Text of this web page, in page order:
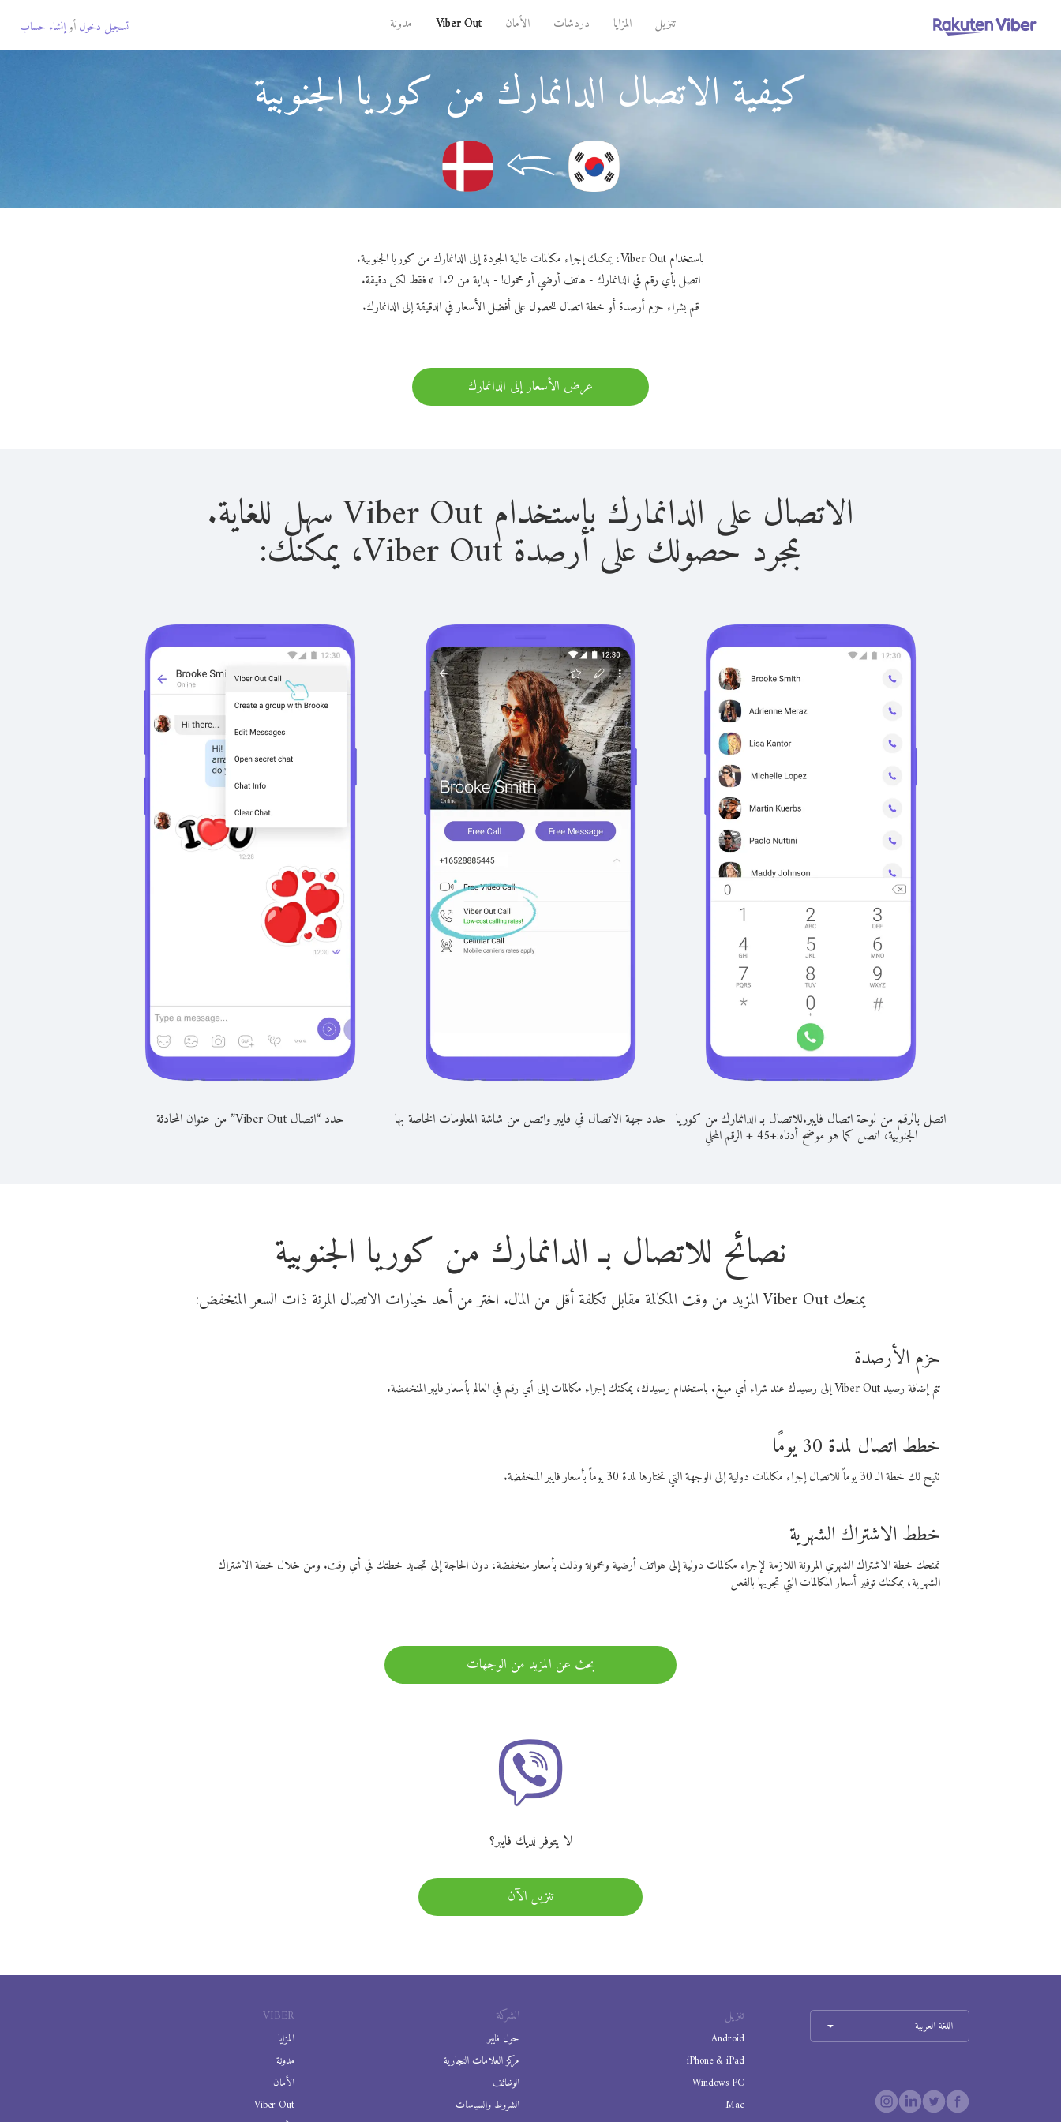
تنزيل المزايا دردشات الأمان Viber Out مدونة تسجيل دخول أوإنشاء حساب
كيفية الاتصال الدانمارك من كوريا الجنوبية
باستخدام Viber Out، يمكنك إجراء مكالمات عالية الجودة إلى الدانمارك من كوريا الجنوبية.
اتصل بأي رقم في الدانمارك - هاتف أرضي أو محمول! - بداية من 1.9 ¢ فقط لكل دقيقة.
قم بشراء حزم أرصدة أو خطة اتصال للحصول على أفضل الأسعار في الدقيقة إلى الدانمارك.
عرض الأسعار إلى الدانمارك
الاتصال على الدانمارك باستخدام Viber Out سهل للغاية.
بمجرد حصولك على أرصدة Viber Out، يمكنك:
اتصل بالرقم من لوحة اتصال فايبر.للاتصال بـ الدانمارك من كوريا
الجنوبية، اتصل كما هو موضح أدناه:+
45
+الرقم المحلي
حدد جهة الاتصال في فايبر واتصل من شاشة المعلومات الخاصة بها حدد “اتصال Viber Out” من عنوان المحادثة
نصائح للاتصال بـ الدانمارك من كوريا الجنوبية
يمنحك Viber Out المزيد من وقت المكالمة مقابل تكلفة أقل من المال. اختر من أحد خيارات الاتصال المرنة ذات السعر المنخفض:
حزم الأرصدة
تتم إضافة رصيد Viber Out إلى رصيدك عند شراء أي مبلغ. باستخدام رصيدك، يمكنك إجراء مكالمات إلى أي رقم في العالم بأسعار فايبر المنخفضة.
خطط اتصال لمدة 30 يومًا
تتيح لك خطة الـ 30 يوماً للاتصال إجراء مكالمات دولية إلى الوجهة التي تختارها لمدة 30 يوماً بأسعار فايبر المنخفضة.
خطط الاشتراك الشهرية
تمنحك خطة الاشتراك الشهري المرونة اللازمة لإجراء مكالمات دولية إلى هواتف أرضية ومحمولة وذلك بأسعار منخفضة، دون الحاجة إلى تجديد خطتك في أي وقت. ومن خلال خطة الاشتراك
الشهرية، يمكنك توفير أسعار المكالمات التي تجريها بالفعل
بحث عن المزيد من الوجهات
لا يتوفر لديك فايبر؟
تنزيل الآن
VIBER
المزايا
مدونة
الأمان
Viber Out
الشركة
حول فايبر
مركز العلامات التجارية
الوظائف
الشروط والسياسات
تنزيل
Android
iPhone & iPad
Windows PC
Mac
اللغة العربية